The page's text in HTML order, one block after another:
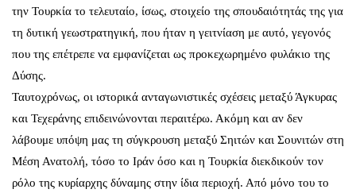
την Τουρκία το τελευταίο, ίσως, στοιχείο της σπουδαιότητάς της για
τη δυτική γεωστρατηγική, που ήταν η γειτνίαση με αυτό, γεγονός
που της επέτρεπε να εμφανίζεται ως προκεχωρημένο φυλάκιο της
Δύσης.
Ταυτοχρόνως, οι ιστορικά ανταγωνιστικές σχέσεις μεταξύ Άγκυρας
και Τεχεράνης επιδεινώνονται περαιτέρω. Ακόμη και αν δεν
λάβουμε υπόψη μας τη σύγκρουση μεταξύ Σηιτών και Σουνιτών στη
Μέση Ανατολή, τόσο το Ιράν όσο και η Τουρκία διεκδικούν τον
ρόλο της κυρίαρχης δύναμης στην ίδια περιοχή. Από μόνο του το